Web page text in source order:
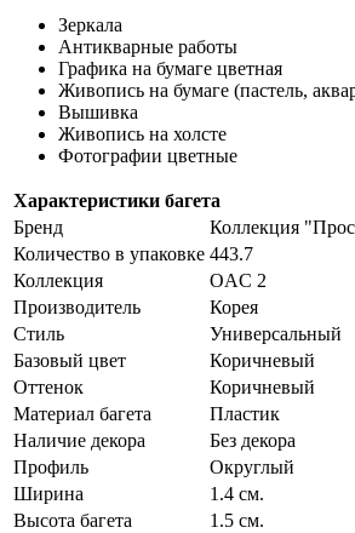
Зеркала
Антикварные работы
Графика на бумаге цветная
Живопись на бумаге (пастель,
Вышивка
Живопись на холсте
Фотографии цветные
Характеристики багета
Бренд
Коллекция
Количество в упаковке 443.7
Коллекция
OAC 2
Производитель
Корея
Стиль
Универсальный
Базовый цвет
Коричневый
Оттенок
Коричневый
Материал багета
Пластик
Наличие декора
Без декора
Профиль
Округлый
Ширина
1.4 см.
Высота багета
1.5 см.